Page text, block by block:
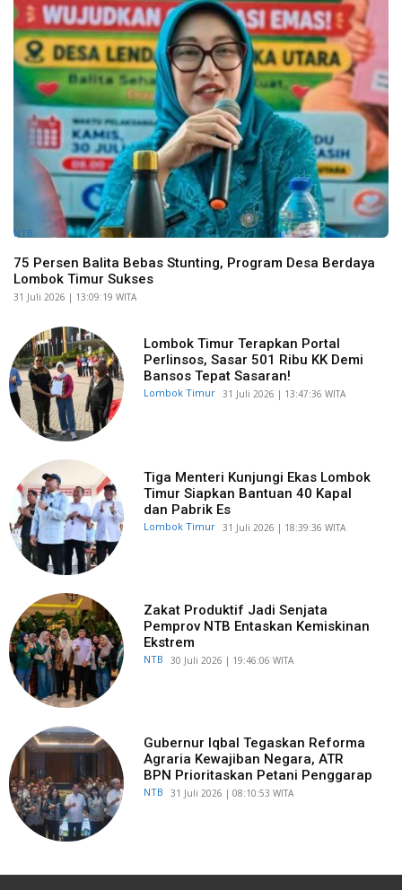
NTB
75 Persen Balita Bebas Stunting, Program Desa Berdaya
Lombok Timur Sukses
​31 Juli 2026 | 13:09:19 WITA
Lombok Timur Terapkan Portal
Perlinsos, Sasar 501 Ribu KK Demi
Bansos Tepat Sasaran!
Lombok Timur ​31 Juli 2026 | 13:47:36 WITA
Tiga Menteri Kunjungi Ekas Lombok
Timur Siapkan Bantuan 40 Kapal
dan Pabrik Es
Lombok Timur ​31 Juli 2026 | 18:39:36 WITA
Zakat Produktif Jadi Senjata
Pemprov NTB Entaskan Kemiskinan
Ekstrem
NTB ​30 Juli 2026 | 19:46:06 WITA
Gubernur Iqbal Tegaskan Reforma
Agraria Kewajiban Negara, ATR
BPN Prioritaskan Petani Penggarap
NTB ​31 Juli 2026 | 08:10:53 WITA